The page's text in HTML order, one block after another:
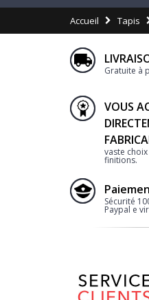
Accueil Tapis
Gratuite à
VOUS
vaste
finitions.
Sécurité
Paypal e